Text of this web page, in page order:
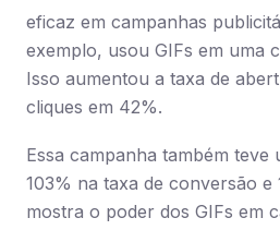
eficaz em campanhas
exemplo, usou GIFs em uma
Isso aumentou a taxa de
cliques em 42%.
Essa campanha também teve
103% na taxa de conversão e
mostra o poder dos GIFs em